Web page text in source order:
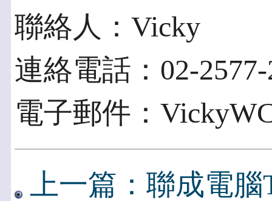
聯絡人：Vicky
連絡電話：02-2577-
電子郵件：
上一篇：聯成電